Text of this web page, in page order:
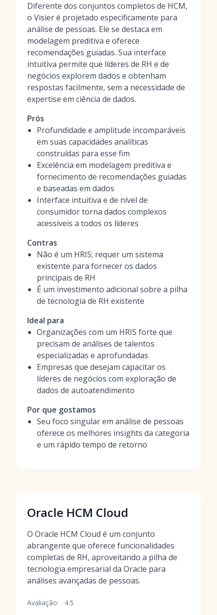
Diferente dos conjuntos completos de HCM,
o Visier é projetado especificamente para
análise de pessoas. Ele se destaca em
modelagem preditiva e oferece
recomendações guiadas. Sua interface
intuitiva permite que líderes de RH e de
negócios explorem dados e obtenham
respostas facilmente, sem a necessidade de
expertise em ciência de dados.
Prós
Profundidade e amplitude incomparáveis
em suas capacidades analíticas
construídas para esse fim
Excelência em modelagem preditiva e
fornecimento de recomendações guiadas
e baseadas em dados
Interface intuitiva e de nível de
consumidor torna dados complexos
acessíveis a todos os líderes
Contras
Não é um HRIS; requer um sistema
existente para fornecer os dados
principais de RH
É um investimento adicional sobre a pilha
de tecnologia de RH existente
Ideal para
Organizações com um HRIS forte que
precisam de análises de talentos
especializadas e aprofundadas
Empresas que desejam capacitar os
líderes de negócios com exploração de
dados de autoatendimento
Por que gostamos
Seu foco singular em análise de pessoas
oferece os melhores insights da categoria
e um rápido tempo de retorno
Oracle HCM Cloud
O Oracle HCM Cloud é um conjunto
abrangente que oferece funcionalidades
completas de RH, aproveitando a pilha de
tecnologia empresarial da Oracle para
análises avançadas de pessoas.
Avaliação: 4.5